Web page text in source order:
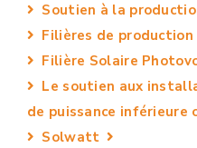
Soutien à la
Filières de production
Filière Solaire
Le soutien aux
de puissance inférieure
Solwatt